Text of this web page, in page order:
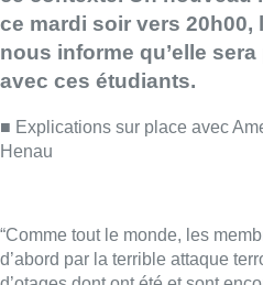
sud d’Israël, puis par la réaction
disproportionnée – causant des
destructions massives
déplacements de populations
contexte, l’université rappelle
soulignant son “engagement en
L’ULB pointe également deux
Conseil des rectrices et recteurs